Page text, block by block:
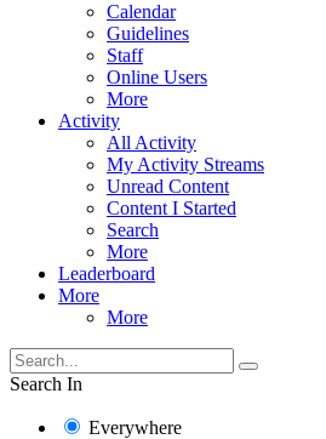
Calendar
Guidelines
Staff
Online Users
More
Activity
All Activity
My Activity Streams
Unread Content
Content I Started
Search
More
Leaderboard
More
More
Search In
Everywhere